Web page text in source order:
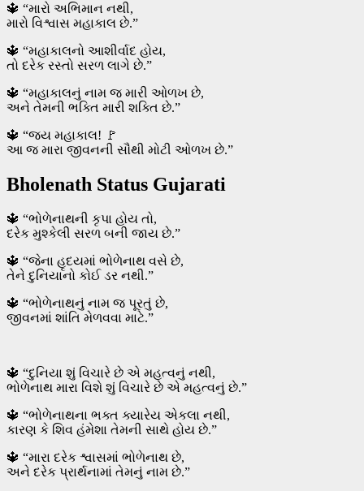
🔱 “મારો અભિમાન નથી,
મારો વિશ્વાસ મહાકાલ છે.”
🔱 “મહાકાલનો આશીર્વાદ હોય,
તો દરેક રસ્તો સરળ લાગે છે.”
🔱 “મહાકાલનું નામ જ મારી ઓળખ છે,
અને તેમની ભક્તિ મારી શક્તિ છે.”
🔱 “જય મહાકાલ! 🚩
આ જ મારા જીવનની સૌથી મોટી ઓળખ છે.”
Bholenath Status Gujarati
🔱 “ભોળેનાથની કૃપા હોય તો,
દરેક મુશ્કેલી સરળ બની જાય છે.”
🔱 “જેના હૃદયમાં ભોળેનાથ વસે છે,
તેને દુનિયાનો કોઈ ડર નથી.”
🔱 “ભોળેનાથનું નામ જ પૂરતું છે,
જીવનમાં શાંતિ મેળવવા માટે.”
🔱 “દુનિયા શું વિચારે છે એ મહત્વનું નથી,
ભોળેનાથ મારા વિશે શું વિચારે છે એ મહત્વનું છે.”
🔱 “ભોળેનાથના ભક્ત ક્યારેય એકલા નથી,
કારણ કે શિવ હંમેશા તેમની સાથે હોય છે.”
🔱 “મારા દરેક શ્વાસમાં ભોળેનાથ છે,
અને દરેક પ્રાર્થનામાં તેમનું નામ છે.”